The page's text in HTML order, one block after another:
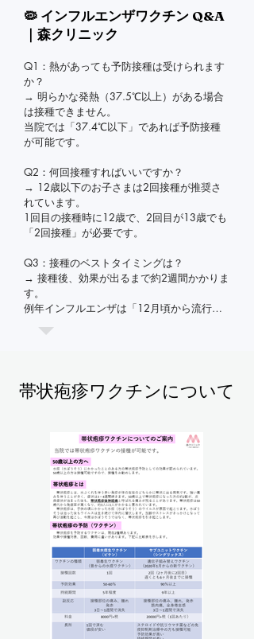
🦠 インフルエンザワクチン Q&A
｜森クリニック
Q1：熱があっても予防接種は受けられます
か？
→ 明らかな発熱（37.5℃以上）がある場合
は接種できません。
当院では「37.4℃以下」であれば予防接種
が可能です。
Q2：何回接種すればいいですか？
→ 12歳以下のお子さまは2回接種が推奨さ
れています。
1回目の接種時に12歳で、2回目が13歳でも
「2回接種」が必要です。
Q3：接種のベストタイミングは？
→ 接種後、効果が出るまで約2週間かかりま
す。
例年インフルエンザは「12月頃から流行」
→ はい、可能です。
日本産婦人科学会では「ワクチンは母体・胎
Q5：鼻水が出ています。受けても大丈夫？
→ 37.4℃以下であれば、鼻水・のどの痛み
があっても接種できます。
風邪のような症状がある場合は、内科診察も
あわせて行えますのでご相談ください。
💬 体調についての不安があれば、受診時に
ぜひご相談ください。
⚠️ 接種にあたっての注意事項
卵アレルギーをお持ちの方は、副反応のリス
クが高いため、当院では接種を行っておりま
帯状疱疹ワクチンについて